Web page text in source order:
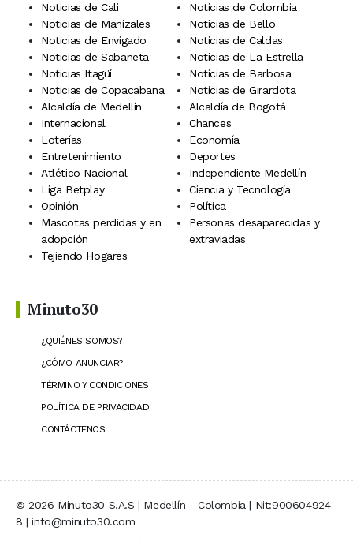
Noticias de Cali
Noticias de Colombia
Noticias de Manizales
Noticias de Bello
Noticias de Envigado
Noticias de Caldas
Noticias de Sabaneta
Noticias de La Estrella
Noticias Itagüí
Noticias de Barbosa
Noticias de Copacabana
Noticias de Girardota
Alcaldía de Medellín
Alcaldía de Bogotá
Internacional
Chances
Loterías
Economía
Entretenimiento
Deportes
Atlético Nacional
Independiente Medellín
Liga Betplay
Ciencia y Tecnología
Opinión
Política
Mascotas perdidas y en
adopción
Personas desaparecidas y
extraviadas
Tejiendo Hogares
Minuto30
¿QUIÉNES SOMOS?
¿CÓMO ANUNCIAR?
TÉRMINO Y CONDICIONES
POLÍTICA DE PRIVACIDAD
CONTÁCTENOS
© 2026 Minuto30 S.A.S | Medellín - Colombia | Nit:900604924-
8 | info@minuto30.com